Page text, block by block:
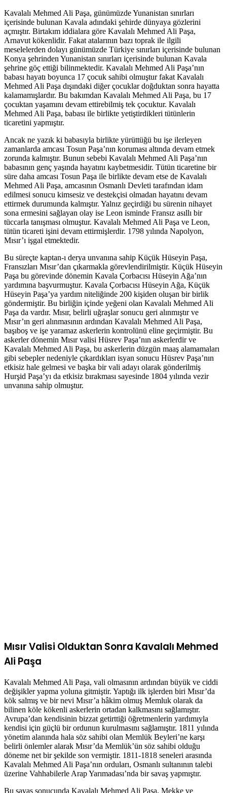
Kavalalı Mehmed Ali Paşa, günümüzde Yunanistan sınırları
içerisinde bulunan Kavala adındaki şehirde dünyaya gözlerini
açmıştır. Birtakım iddialara göre Kavalalı Mehmed Ali Paşa,
Arnavut kökenlidir. Fakat atalarının bazı toprak ile ilgili
meselelerden dolayı günümüzde Türkiye sınırları içerisinde bulunan
Konya şehrinden Yunanistan sınırları içerisinde bulunan Kavala
şehrine göç ettiği bilinmektedir. Kavalalı Mehmed Ali Paşa’nın
babası hayatı boyunca 17 çocuk sahibi olmuştur fakat Kavalalı
Mehmed Ali Paşa dışındaki diğer çocuklar doğduktan sonra hayatta
kalamamışlardır. Bu bakımdan Kavalalı Mehmed Ali Paşa, bu 17
çocuktan yaşamını devam ettirebilmiş tek çocuktur. Kavalalı
Mehmed Ali Paşa, babası ile birlikte yetiştirdikleri tütünlerin
ticaretini yapmıştır.
Ancak ne yazık ki babasıyla birlikte yürüttüğü bu işe ilerleyen
zamanlarda amcası Tosun Paşa’nın koruması altında devam etmek
zorunda kalmıştır. Bunun sebebi Kavalalı Mehmed Ali Paşa’nın
babasının genç yaşında hayatını kaybetmesidir. Tütün ticaretine bir
süre daha amcası Tosun Paşa ile birlikte devam etse de Kavalalı
Mehmed Ali Paşa, amcasının Osmanlı Devleti tarafından idam
edilmesi sonucu kimsesiz ve destekçisi olmadan hayatını devam
ettirmek durumunda kalmıştır. Yalnız geçirdiği bu sürenin nihayet
sona ermesini sağlayan olay ise Leon isminde Fransız asıllı bir
tüccarla tanışması olmuştur. Kavalalı Mehmed Ali Paşa ve Leon,
tütün ticareti işini devam ettirmişlerdir. 1798 yılında Napolyon,
Mısır’ı işgal etmektedir.
Bu süreçte kaptan-ı derya unvanına sahip Küçük Hüseyin Paşa,
Fransızları Mısır’dan çıkarmakla görevlendirilmiştir. Küçük Hüseyin
Paşa bu görevinde dönemin Kavala Çorbacısı Hüseyin Ağa’nın
yardımına başvurmuştur. Kavala Çorbacısı Hüseyin Ağa, Küçük
Hüseyin Paşa’ya yardım niteliğinde 200 kişiden oluşan bir birlik
göndermiştir. Bu birliğin içinde yeğeni olan Kavalalı Mehmed Ali
Paşa da vardır. Mısır, belirli uğraşlar sonucu geri alınmıştır ve
Mısır’ın geri alınmasının ardından Kavalalı Mehmed Ali Paşa,
başıboş ve işe yaramaz askerlerin kontrolünü eline geçirmiştir. Bu
askerler dönemin Mısır valisi Hüsrev Paşa’nın askerlerdir ve
Kavalalı Mehmed Ali Paşa, bu askerlerin düzgün maaş alamamaları
gibi sebepler nedeniyle çıkardıkları isyan sonucu Hüsrev Paşa’nın
etkisiz hale gelmesi ve başka bir vali adayı olarak gönderilmiş
Hurşid Paşa’yı da etkisiz bırakması sayesinde 1804 yılında vezir
unvanına sahip olmuştur.
Mısır Valisi Olduktan Sonra Kavalalı Mehmed
Ali Paşa
Kavalalı Mehmed Ali Paşa, vali olmasının ardından büyük ve ciddi
değişikler yapma yoluna gitmiştir. Yaptığı ilk işlerden biri Mısır’da
kök salmış ve bir nevi Mısır’a hâkim olmuş Memluk olarak da
bilinen köle kökenli askerlerin ortadan kalkmasını sağlamıştır.
Avrupa’dan kendisinin bizzat getirttiği öğretmenlerin yardımıyla
kendisi için güçlü bir ordunun kurulmasını sağlamıştır. 1811 yılında
yönetim alanında hala söz sahibi olan Memlük Beyleri’ne karşı
belirli önlemler alarak Mısır’da Memlük’ün söz sahibi olduğu
döneme net bir şekilde son vermiştir. 1811-1818 seneleri arasında
Kavalalı Mehmed Ali Paşa’nın orduları, Osmanlı sultanının talebi
üzerine Vahhabilerle Arap Yarımadası’nda bir savaş yapmıştır.
Bu savaş sonucunda Kavalalı Mehmed Ali Paşa, Mekke ve